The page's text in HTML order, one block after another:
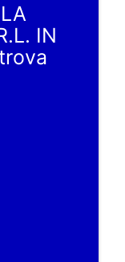
IN